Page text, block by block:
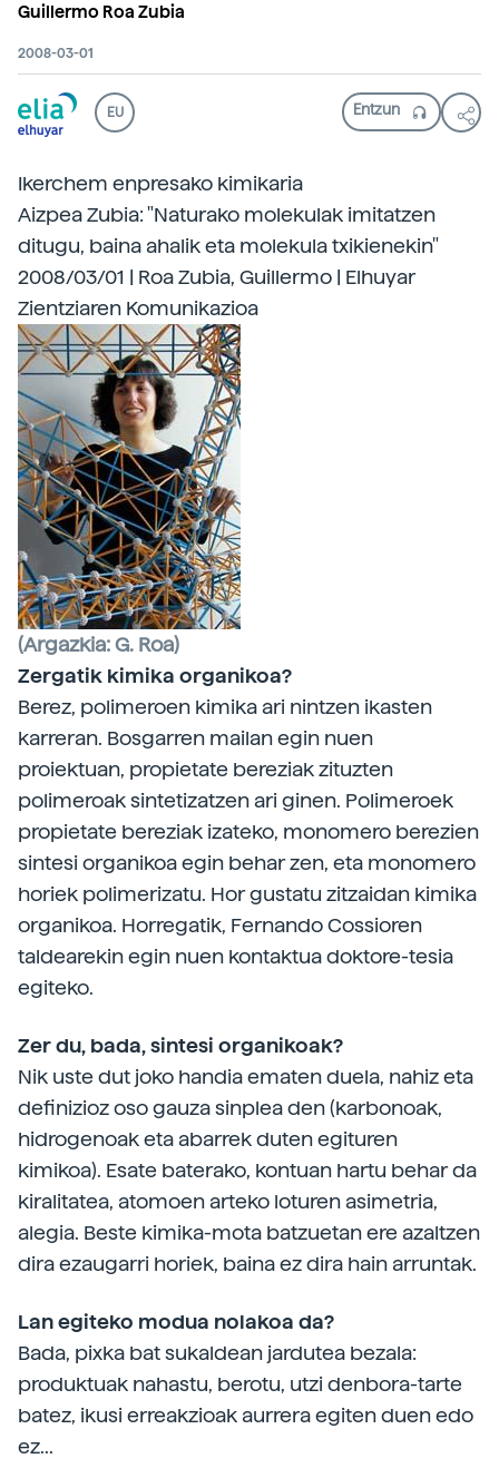
Guillermo Roa Zubia
2008-03-01
EU
Ikerchem enpresako kimikaria
Aizpea Zubia: "Naturako molekulak imitatzen
ditugu, baina ahalik eta molekula txikienekin"
2008/03/01 | Roa Zubia, Guillermo | Elhuyar
Zientziaren Komunikazioa
(Argazkia: G. Roa)
Zergatik kimika organikoa?
Berez, polimeroen kimika ari nintzen ikasten
karreran. Bosgarren mailan egin nuen
proiektuan, propietate bereziak zituzten
polimeroak sintetizatzen ari ginen. Polimeroek
propietate bereziak izateko, monomero berezien
sintesi organikoa egin behar zen, eta monomero
horiek polimerizatu. Hor gustatu zitzaidan kimika
organikoa. Horregatik, Fernando Cossioren
taldearekin egin nuen kontaktua doktore-tesia
egiteko.
Zer du, bada, sintesi organikoak?
Nik uste dut joko handia ematen duela, nahiz eta
definizioz oso gauza sinplea den (karbonoak,
hidrogenoak eta abarrek duten egituren
kimikoa). Esate baterako, kontuan hartu behar da
kiralitatea, atomoen arteko loturen asimetria,
alegia. Beste kimika-mota batzuetan ere azaltzen
dira ezaugarri horiek, baina ez dira hain arruntak.
Lan egiteko modua nolakoa da?
Bada, pixka bat sukaldean jardutea bezala:
produktuak nahastu, berotu, utzi denbora-tarte
batez, ikusi erreakzioak aurrera egiten duen edo
ez...